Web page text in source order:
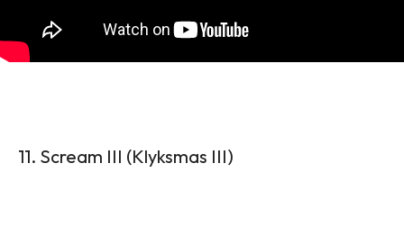
11. Scream III (Klyksmas III)